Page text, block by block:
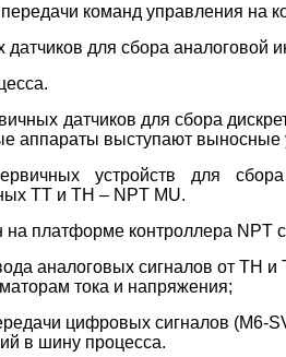
команд управления на
для сбора аналоговой
датчиков для сбора
аппараты выступают выносные
устройств для
ТТ и ТН – NPT MU.
на платформе контроллера
аналоговых сигналов от ТН
тока и напряжения;
цифровых сигналов (M6-
в шину процесса.